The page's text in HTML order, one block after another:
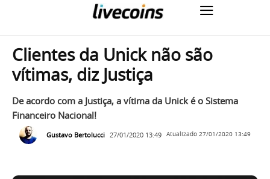
Clientes da Unick não são
vítimas, diz Justiça
De acordo com a Justiça, a vítima da Unick é o Sistema
Financeiro Nacional!
Gustavo Bertolucci 27/01/2020 13:49 Atualizado 27/01/2020 13:49